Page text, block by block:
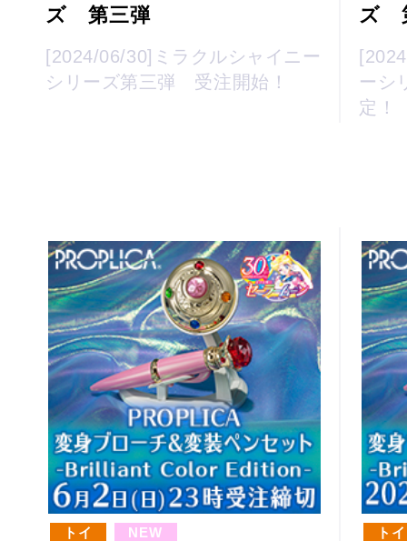
ズ 第三弾
[2024/06/30]ミラクルシャイニー
シリーズ第三弾 受注開始！
ズ
ーシ
定！
トイ NEW トイ